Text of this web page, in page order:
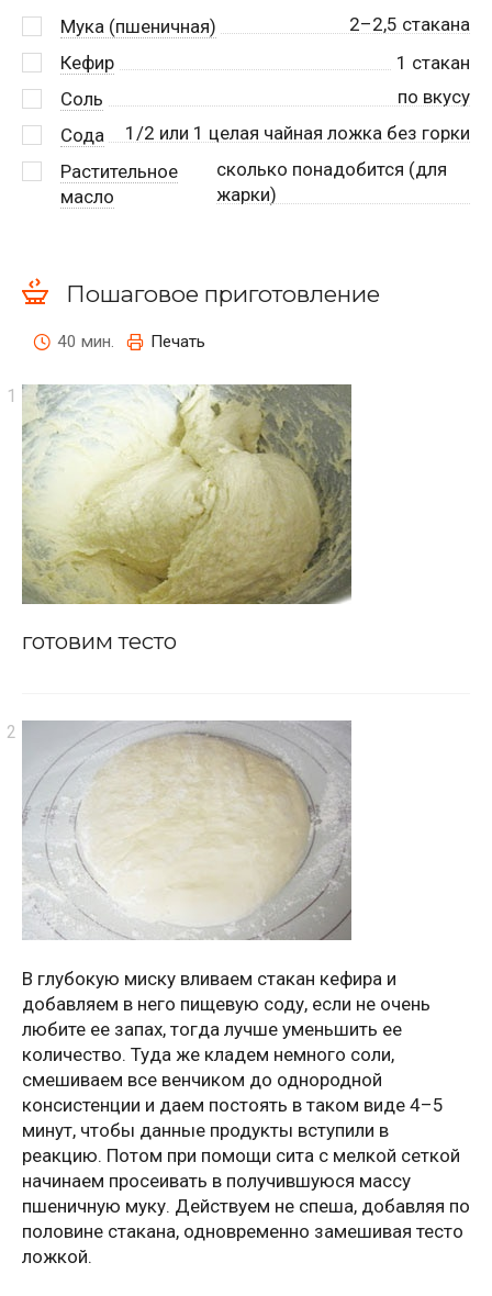
Мука (пшеничная)
2–2,5 стакана
Кефир
1 стакан
Соль
по вкусу
Сода
1/2 или 1 целая чайная ложка без горки
Растительное
масло
сколько понадобится (для
жарки)
Пошаговое приготовление
40 мин. Печать
готовим тесто
В глубокую миску вливаем стакан кефира и
добавляем в него пищевую соду, если не очень
любите ее запах, тогда лучше уменьшить ее
количество. Туда же кладем немного соли,
смешиваем все венчиком до однородной
консистенции и даем постоять в таком виде 4–5
минут, чтобы данные продукты вступили в
реакцию. Потом при помощи сита с мелкой сеткой
начинаем просеивать в получившуюся массу
пшеничную муку. Действуем не спеша, добавляя по
половине стакана, одновременно замешивая тесто
ложкой.